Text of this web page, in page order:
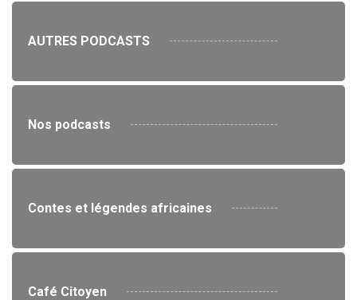
AUTRES PODCASTS
Nos podcasts
Contes et légendes africaines
Café Citoyen